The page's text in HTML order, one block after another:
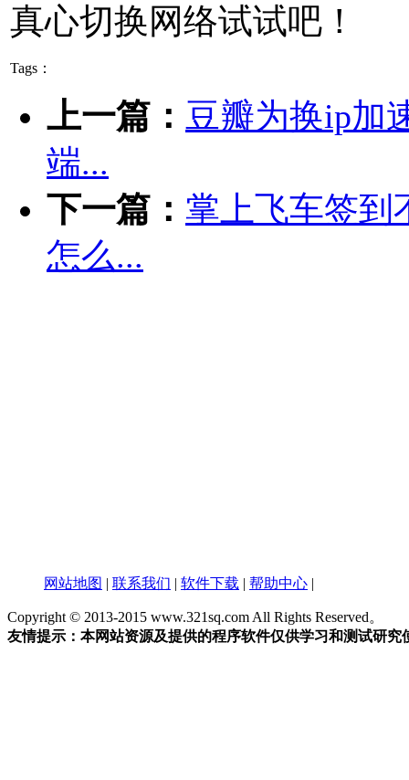
真心切换网络试试吧！
Tags：
上一篇： 豆瓣为换ip加
端...
下一篇： 掌上飞车签到
怎么...
网站地图 | 联系我们 | 软件下载 | 帮助中心 |
Copyright © 2013-2015 www.321sq.com All Rights Reserved。
友情提示：本网站资源及提供的程序软件仅供学习和测试研